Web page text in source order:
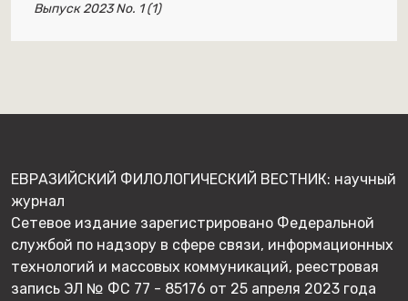
Выпуск 2023 No. 1 (1)
ЕВРАЗИЙСКИЙ ФИЛОЛОГИЧЕСКИЙ ВЕСТНИК: научный
журнал
Сетевое издание зарегистрировано Федеральной
службой по надзору в сфере связи, информационных
технологий и массовых коммуникаций, реестровая
запись ЭЛ № ФС 77 - 85176 от 25 апреля 2023 года